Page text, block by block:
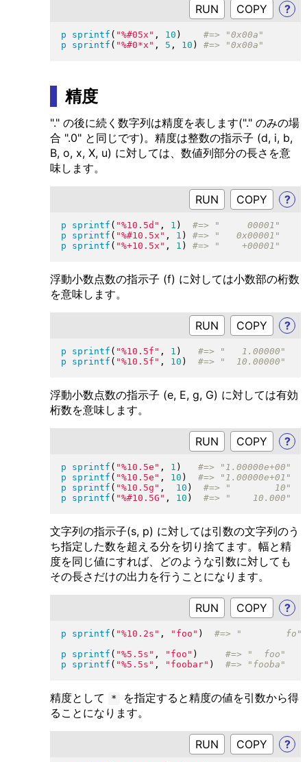
RUN ?
p sprintf ( "%#05x " , 10 )
p
sprintf ( "%#0*x " , 5 , 10 )
精度
"." の後に続く数字列は精度を表します("." のみの場
合 ".0" と同じです)。精度は整数の指示子 (d, i, b,
B, o, x, X, u) に対しては、数値列部分の長さを意
味します。
RUN ?
p sprintf ( "%10.5d " , 1 )
p
sprintf ( "%#10.5x " , 1 )
p
sprintf ( "%+10.5x " , 1 )
浮動小数点数の指示子 (f) に対しては小数部の桁数
を意味します。
RUN ?
p sprintf ( "%10.5f " , 1 )
p
sprintf ( "%10.5f " , 10 )
浮動小数点数の指示子 (e, E, g, G) に対しては有効
桁数を意味します。
RUN ?
p sprintf ( "%10.5e " , 1 )
p
sprintf ( "%10.5e " , 10 )
p
sprintf ( "%10.5g " , 10 )
p
sprintf ( "%#10.5G " , 10 )
文字列の指示子(s, p) に対しては引数の文字列のう
ち指定した数を超える分を切り捨てます。幅と精
度を同じ値にすれば、どのような引数に対しても
その長さだけの出力を行うことになります。
RUN ?
p sprintf ( "%10.2s " , " foo " )
p
sprintf ( "%5.5s " , " foo " )
p
sprintf ( "%5.5s " , " foobar" )
精度として *
を指定すると精度の値を引数から得
ることになります。
RUN ?